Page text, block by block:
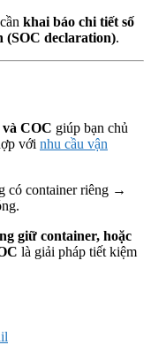
khai báo chi tiết số
(SOC declaration).
và COC giúp bạn chủ
với nhu cầu vận
có container riêng →
giữ container, hoặc
là giải pháp tiết kiệm